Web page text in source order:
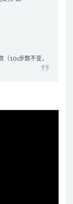
10s步数不变，